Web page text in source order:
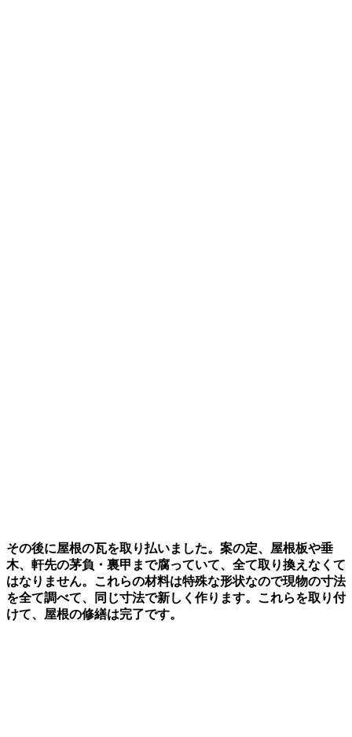
その後に屋根の瓦を取り払いました。案の定、屋根板や垂
木、軒先の茅負・裏甲まで腐っていて、全て取り換えなくて
はなりません。これらの材料は特殊な形状なので現物の寸法
を全て調べて、同じ寸法で新しく作ります。これらを取り付
けて、屋根の修繕は完了です。